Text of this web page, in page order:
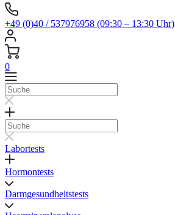
+49 (0)40 / 537976958 (09:30 – 13:30 Uhr)
0
Suche
Suche
Labortests
Hormontests
Darmgesundheitstests